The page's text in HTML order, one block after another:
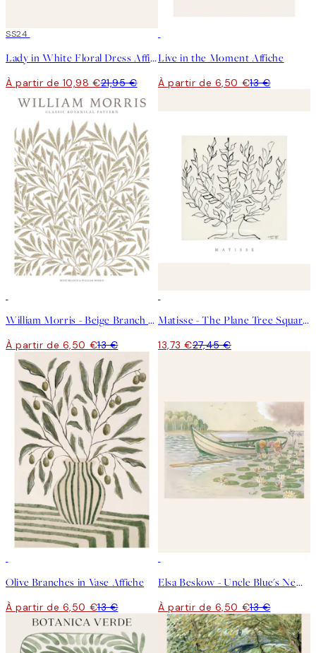
50%*
SS24
Lady in White Floral Dress Affiche
À partir de 10,98 €21,95 €
Live in the Moment Affiche
À partir de 6,50 €13 €
William Morris - Beige Branch Affiche
À partir de 6,50 €13 €
Matisse - The Plane Tree Square Affiche
13,73 €27,45 €
Olive Branches in Vase Affiche
À partir de 6,50 €13 €
Elsa Beskow - Uncle Blue's New Boat Affiche
À partir de 6,50 €13 €